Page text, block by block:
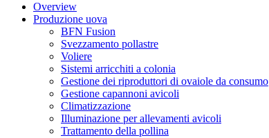
Overview
Produzione uova
BFN Fusion
Svezzamento pollastre
Voliere
Sistemi arricchiti a colonia
Gestione dei riproduttori di ovaiole da consumo
Gestione capannoni avicoli
Climatizzazione
Illuminazione per allevamenti avicoli
Trattamento della pollina